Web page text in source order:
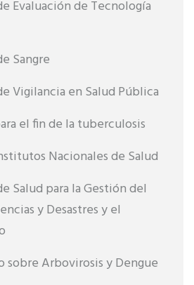
Evaluación de Tecnología
Sangre
Vigilancia en Salud Pública
el fin de la tuberculosis
Nacionales de Salud
Salud para la Gestión del
y Desastres y el
sobre Arbovirosis y Dengue